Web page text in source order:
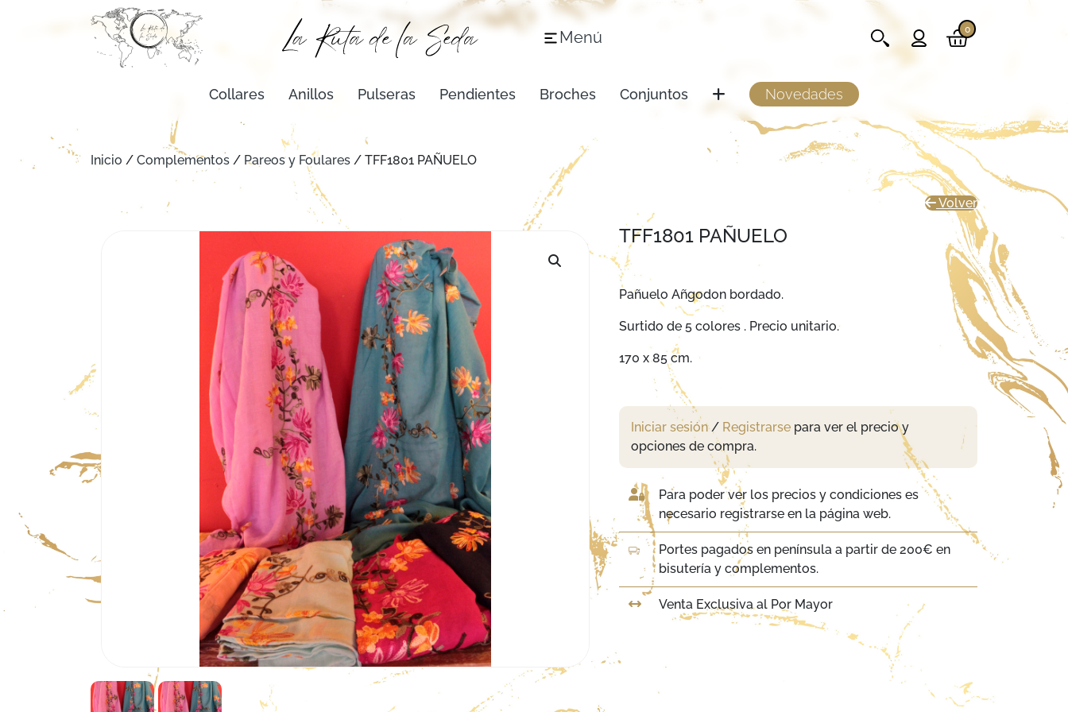
Menú 0
Collares Anillos Pulseras Pendientes Broches Conjuntos Novedades
Inicio / Complementos / Pareos y Foulares / TFF1801 PAÑUELO
Volver
TFF1801 PAÑUELO
Pañuelo Añgodon bordado.
Surtido de 5 colores . Precio unitario.
170 x 85 cm.
Iniciar sesión/ Registrarse para ver el precio y
opciones de compra.
Para poder ver los precios y condiciones es
necesario registrarse en la página web.
Portes pagados en península a partir de 200€ en
bisutería y complementos.
Venta Exclusiva al Por Mayor